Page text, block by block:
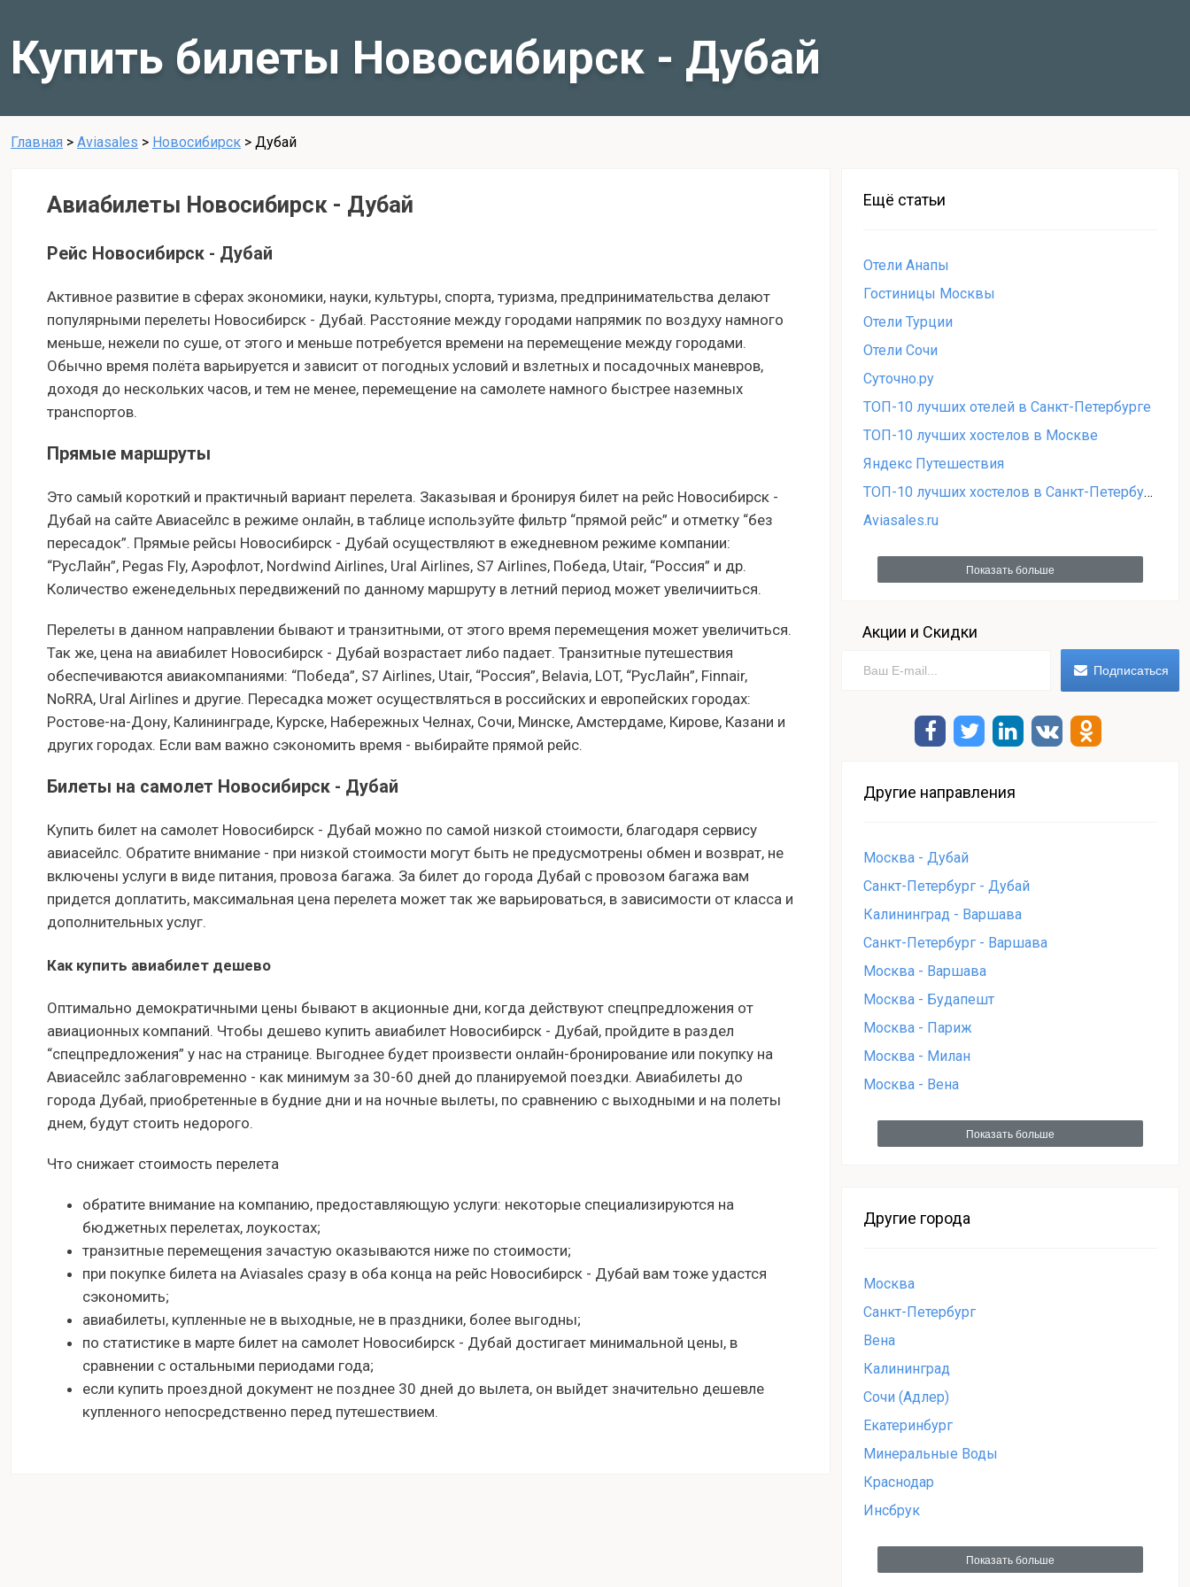
Купить билеты Новосибирск - Дубай
Главная > Aviasales > Новосибирск > Дубай
Авиабилеты Новосибирск - Дубай
Рейс Новосибирск - Дубай
Активное развитие в сферах экономики, науки, культуры, спорта, туризма, предпринимательства делают
популярными перелеты Новосибирск - Дубай. Расстояние между городами напрямик по воздуху намного
меньше, нежели по суше, от этого и меньше потребуется времени на перемещение между городами.
Обычно время полёта варьируется и зависит от погодных условий и взлетных и посадочных маневров,
доходя до нескольких часов, и тем не менее, перемещение на самолете намного быстрее наземных
транспортов.
Прямые маршруты
Это самый короткий и практичный вариант перелета. Заказывая и бронируя билет на рейс Новосибирск -
Дубай на сайте Авиасейлс в режиме онлайн, в таблице используйте фильтр “прямой рейс” и отметку “без
пересадок”. Прямые рейсы Новосибирск - Дубай осуществляют в ежедневном режиме компании:
“РусЛайн”, Pegas Fly, Аэрофлот, Nordwind Airlines, Ural Airlines, S7 Airlines, Победа, Utair, “Россия” и др.
Количество еженедельных передвижений по данному маршруту в летний период может увеличииться.
Перелеты в данном направлении бывают и транзитными, от этого время перемещения может увеличиться.
Так же, цена на авиабилет Новосибирск - Дубай возрастает либо падает. Транзитные путешествия
обеспечиваются авиакомпаниями: “Победа”, S7 Airlines, Utair, “Россия”, Belavia, LOT, “РусЛайн”, Finnair,
NoRRA, Ural Airlines и другие. Пересадка может осуществляться в российских и европейских городах:
Ростове-на-Дону, Калининграде, Курске, Набережных Челнах, Сочи, Минске, Амстердаме, Кирове, Казани и
других городах. Если вам важно сэкономить время - выбирайте прямой рейс.
Билеты на самолет Новосибирск - Дубай
Купить билет на самолет Новосибирск - Дубай можно по самой низкой стоимости, благодаря сервису
авиасейлс. Обратите внимание - при низкой стоимости могут быть не предусмотрены обмен и возврат, не
включены услуги в виде питания, провоза багажа. За билет до города Дубай с провозом багажа вам
придется доплатить, максимальная цена перелета может так же варьироваться, в зависимости от класса и
дополнительных услуг.
Как купить авиабилет дешево
Оптимально демократичными цены бывают в акционные дни, когда действуют спецпредложения от
авиационных компаний. Чтобы дешево купить авиабилет Новосибирск - Дубай, пройдите в раздел
“спецпредложения” у нас на странице. Выгоднее будет произвести онлайн-бронирование или покупку на
Авиасейлс заблаговременно - как минимум за 30-60 дней до планируемой поездки. Авиабилеты до
города Дубай, приобретенные в будние дни и на ночные вылеты, по сравнению с выходными и на полеты
днем, будут стоить недорого.
Что снижает стоимость перелета
обратите внимание на компанию, предоставляющую услуги: некоторые специализируются на
бюджетных перелетах, лоукостах;
транзитные перемещения зачастую оказываются ниже по стоимости;
при покупке билета на Aviasales сразу в оба конца на рейс Новосибирск - Дубай вам тоже удастся
сэкономить;
авиабилеты, купленные не в выходные, не в праздники, более выгодны;
по статистике в марте билет на самолет Новосибирск - Дубай достигает минимальной цены, в
сравнении с остальными периодами года;
если купить проездной документ не позднее 30 дней до вылета, он выйдет значительно дешевле
купленного непосредственно перед путешествием.
Ещё статьи
Отели Анапы
Гостиницы Москвы
Отели Турции
Отели Сочи
Суточно.ру
ТОП-10 лучших отелей в Санкт-Петербурге
ТОП-10 лучших хостелов в Москве
Яндекс Путешествия
ТОП-10 лучших хостелов в Санкт-Петербурге
Aviasales.ru
Показать больше
Акции и Скидки
Другие направления
Москва - Дубай
Санкт-Петербург - Дубай
Калининград - Варшава
Санкт-Петербург - Варшава
Москва - Варшава
Москва - Будапешт
Москва - Париж
Москва - Милан
Москва - Вена
Показать больше
Другие города
Москва
Санкт-Петербург
Вена
Калининград
Сочи (Адлер)
Екатеринбург
Минеральные Воды
Краснодар
Инсбрук
Показать больше